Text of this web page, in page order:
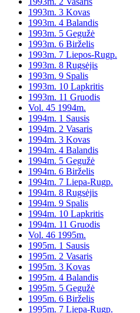
1993m. 3 Kovas
1993m. 4 Balandis
1993m. 5 Gegužė
1993m. 6 Birželis
1993m. 7 Liepos-Rugp.
1993m. 8 Rugsėjis
1993m. 9 Spalis
1993m. 10 Lapkritis
1993m. 11 Gruodis
Vol. 45 1994m.
1994m. 1 Sausis
1994m. 2 Vasaris
1994m. 3 Kovas
1994m. 4 Balandis
1994m. 5 Gegužė
1994m. 6 Birželis
1994m. 7 Liepa-Rugp.
1994m. 8 Rugsėjis
1994m. 9 Spalis
1994m. 10 Lapkritis
1994m. 11 Gruodis
Vol. 46 1995m.
1995m. 1 Sausis
1995m. 2 Vasaris
1995m. 3 Kovas
1995m. 4 Balandis
1995m. 5 Gegužė
1995m. 6 Birželis
1995m. 7 Liepa-Rugp.